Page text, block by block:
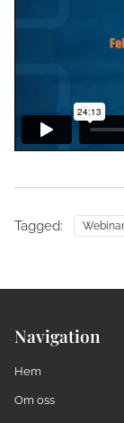
Tagged: Webinar
Navigation
Hem
Om oss